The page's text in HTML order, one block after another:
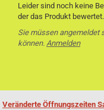
Leider sind noch keine
der das Produkt bewertet.
Sie müssen angemeldet
können. Anmelden
Veränderte Öffnungszeiten